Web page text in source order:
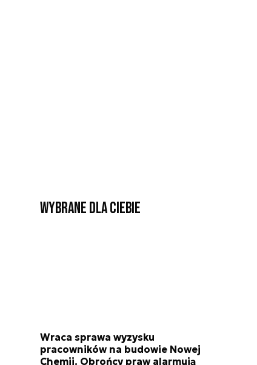
Wybrane dla Ciebie
Wraca sprawa wyzysku
pracowników na budowie Nowej
Chemii. Obrońcy praw alarmują